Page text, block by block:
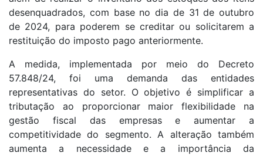
desenquadrados, com base no dia de 31 de outubro
de 2024, para poderem se creditar ou solicitarem a
restituição do imposto pago anteriormente.
A medida, implementada por meio do Decreto
57.848/24, foi uma demanda das entidades
representativas do setor. O objetivo é simplificar a
tributação ao proporcionar maior flexibilidade na
gestão fiscal das empresas e aumentar a
competitividade do segmento. A alteração também
aumenta a necessidade e a importância da